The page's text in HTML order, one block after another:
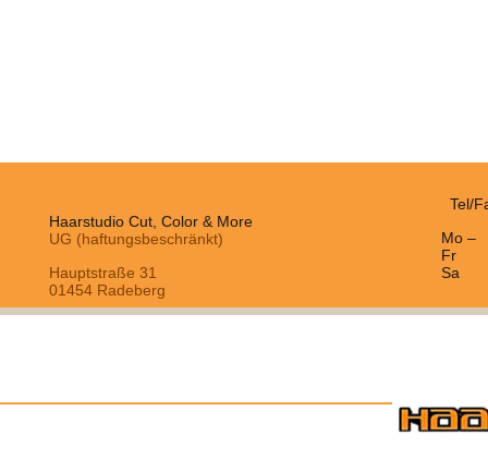
Haarstudio Cut, Color & More
UG (haftungsbeschränkt)
Hauptstraße 31
01454 Radeberg
Tel/
Mo –
Fr
Sa